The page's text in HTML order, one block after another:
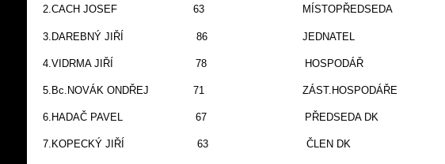
2.CACH JOSEF 63 MÍSTOPŘEDSEDA
3.DAREBNÝ JIŘÍ 86 JEDNATEL
4.VIDRMA JIŘÍ 78 HOSPODÁŘ
5.Bc.NOVÁK ONDŘEJ 71 ZÁST.HOSPODÁŘE
6.HADAČ PAVEL 67 PŘEDSEDA DK
7.KOPECKÝ JIŘÍ 63 ČLEN DK